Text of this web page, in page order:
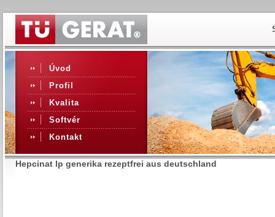
Úvod
Profil
Kvalita
Softvér
Kontakt
Hepcinat lp generika rezeptfrei aus deutschland